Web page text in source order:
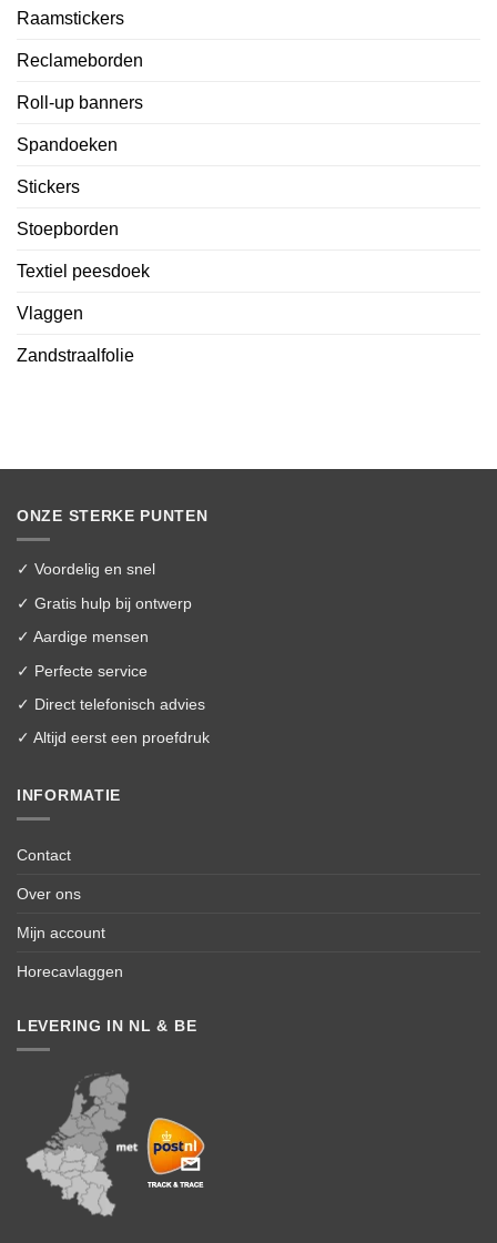
Raamstickers
Reclameborden
Roll-up banners
Spandoeken
Stickers
Stoepborden
Textiel peesdoek
Vlaggen
Zandstraalfolie
ONZE STERKE PUNTEN
✓ Voordelig en snel
✓ Gratis hulp bij ontwerp
✓ Aardige mensen
✓ Perfecte service
✓ Direct telefonisch advies
✓ Altijd eerst een proefdruk
INFORMATIE
Contact
Over ons
Mijn account
Horecavlaggen
LEVERING IN NL & BE